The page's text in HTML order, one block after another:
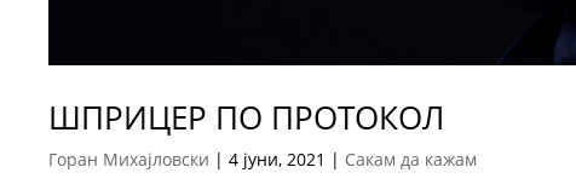
ШПРИЦЕР ПО ПРОТОКОЛ
Горан Михајловски |4 јуни, 2021 | Сакам да кажам